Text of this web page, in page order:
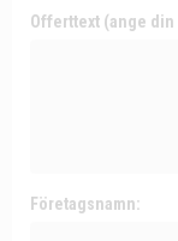
Offerttext (ange din
Företagsnamn: